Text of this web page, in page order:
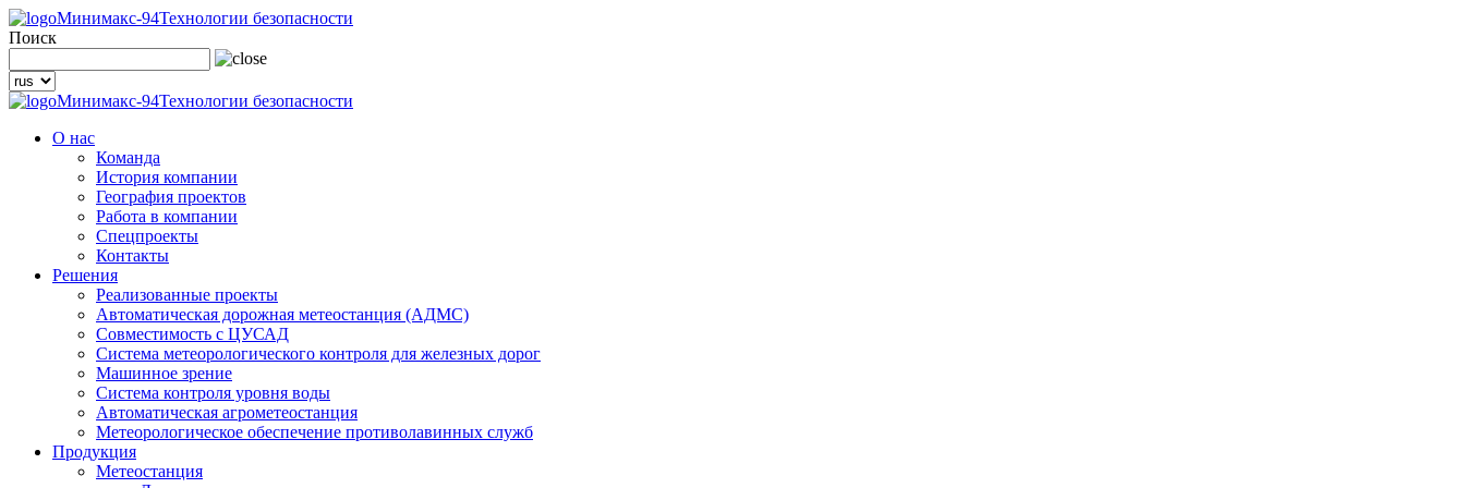
Минимакс-94Технологии безопасности
Поиск
Минимакс-94Технологии безопасности
О нас
Команда
История компании
География проектов
Работа в компании
Спецпроекты
Контакты
Решения
Реализованные проекты
Автоматическая дорожная метеостанция (АДМС)
Совместимость с ЦУСАД
Система метеорологического контроля для железных дорог
Машинное зрение
Система контроля уровня воды
Автоматическая агрометеостанция
Метеорологическое обеспечение противолавинных служб
Продукция
Метеостанция